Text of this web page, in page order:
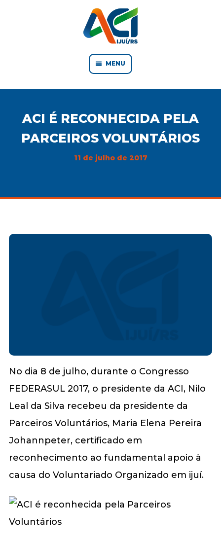
MENU
ACI É RECONHECIDA PELA
PARCEIROS VOLUNTÁRIOS
11 de julho de 2017
No dia 8 de julho, durante o Congresso
FEDERASUL 2017, o presidente da ACI, Nilo
Leal da Silva recebeu da presidente da
Parceiros Voluntários, Maria Elena Pereira
Johannpeter, certificado em
reconhecimento ao fundamental apoio à
causa do Voluntariado Organizado em ijuí.